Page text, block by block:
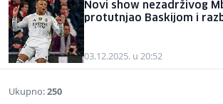
Novi show nezadrživog
protutnjao Baskijom i
03.12.2025. u 20:52
Ukupno:250